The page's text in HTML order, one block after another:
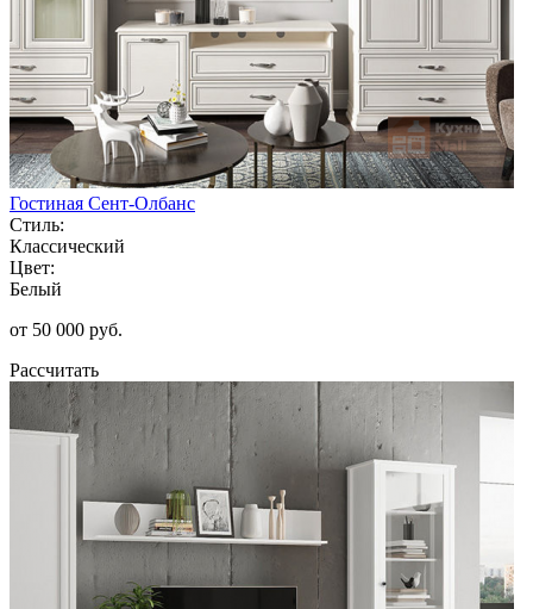
Гостиная Сент-Олбанс
Стиль:
Классический
Цвет:
Белый
от 50 000 руб.
Рассчитать